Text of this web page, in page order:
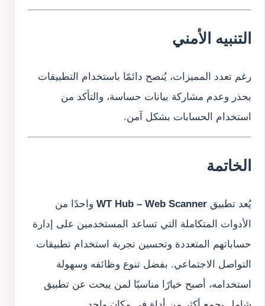
التنبيه الأمني
رغم تعدد المميزات، يُنصح دائمًا باستخدام التطبيقات
بحذر وعدم مشاركة بيانات حساسة، والتأكد من
استخدام الحسابات بشكل آمن.
الخاتمة
يُعد تطبيق WT Hub – Web Scannerواحدًا من
الأدوات المتكاملة التي تساعد المستخدمين على إدارة
حساباتهم المتعددة وتحسين تجربة استخدام تطبيقات
التواصل الاجتماعي. بفضل تنوع وظائفه وسهولة
استخدامه، أصبح خيارًا مناسبًا لمن يبحث عن تطبيق